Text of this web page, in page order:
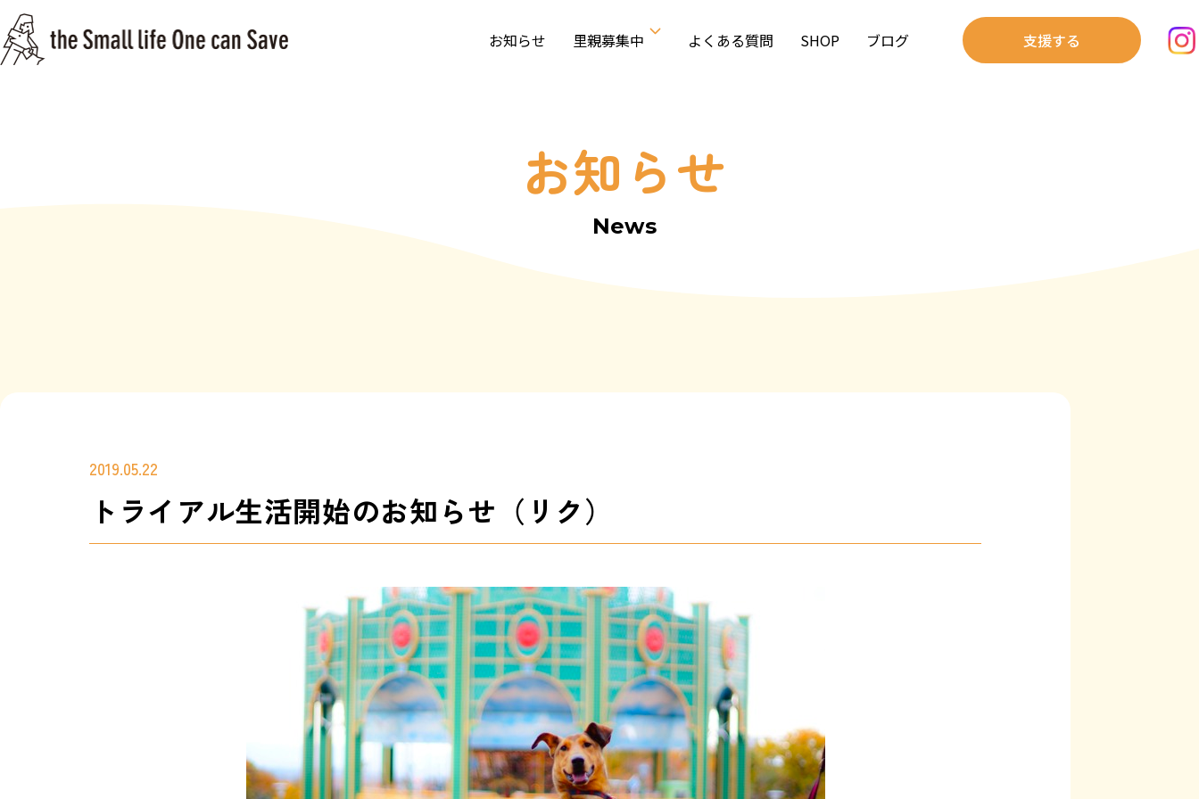
お知らせ 里親募集中 よくある質問 SHOP ブログ 支援する
お知らせ
News
2019.05.22
トライアル生活開始のお知らせ（リク）